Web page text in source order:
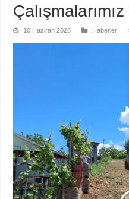
10 Haziran 2026 Haberler